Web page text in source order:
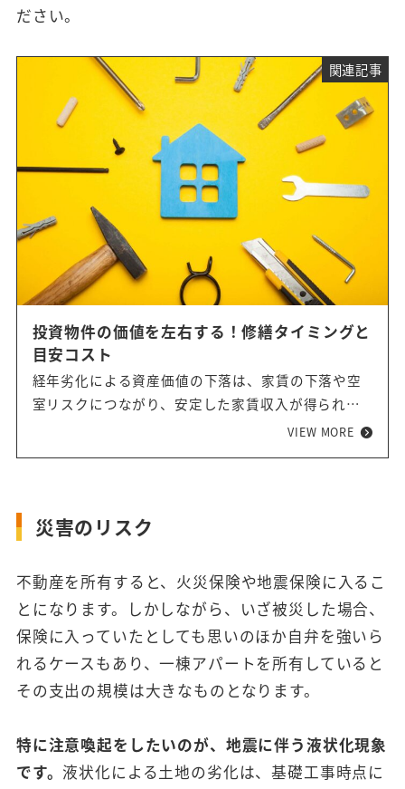
ださい。
関連記事
投資物件の価値を左右する！修繕タイミングと
目安コスト
経年劣化による資産価値の下落は、家賃の下落や空
室リスクにつながり、安定した家賃収入が得られな
くなってしまいます。物件の資産価値を保つために
における適切性の判断ポイントをご紹介します。
VIEW MORE
災害のリスク
不動産を所有すると、火災保険や地震保険に入るこ
とになります。しかしながら、いざ被災した場合、
保険に入っていたとしても思いのほか自弁を強いら
れるケースもあり、一棟アパートを所有していると
その支出の規模は大きなものとなります。
特に注意喚起をしたいのが、地震に伴う液状化現象
です。 液状化による土地の劣化は、基礎工事時点に